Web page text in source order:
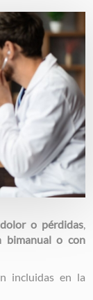
o pérdidas,
bimanual o con
incluidas en la